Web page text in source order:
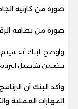
صورة من كارنيه
صورة من بطاقة
وأوضح البنك أنه سيتم
تتضمن تفاصيل
وأكد البنك أن
المهارات العملية